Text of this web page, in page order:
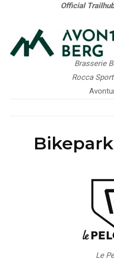
Official
Brasserie
Rocca
Le